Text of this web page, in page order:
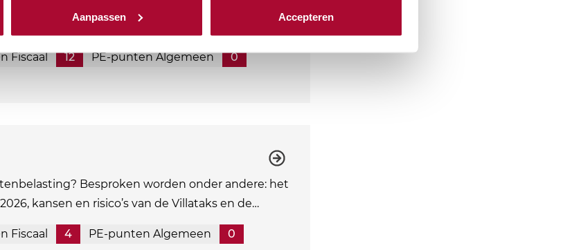
Aanpassen Accepteren
van de laatste ontwikkelingen. Bij RB
Fiscaal 12 PE-punten Algemeen
0
Besproken worden onder andere: het
kansen en risico’s van de Villataks en de…
Fiscaal 4 PE-punten Algemeen
0